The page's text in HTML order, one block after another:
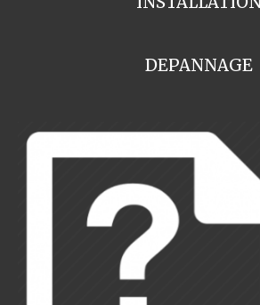
DEPANNAGE